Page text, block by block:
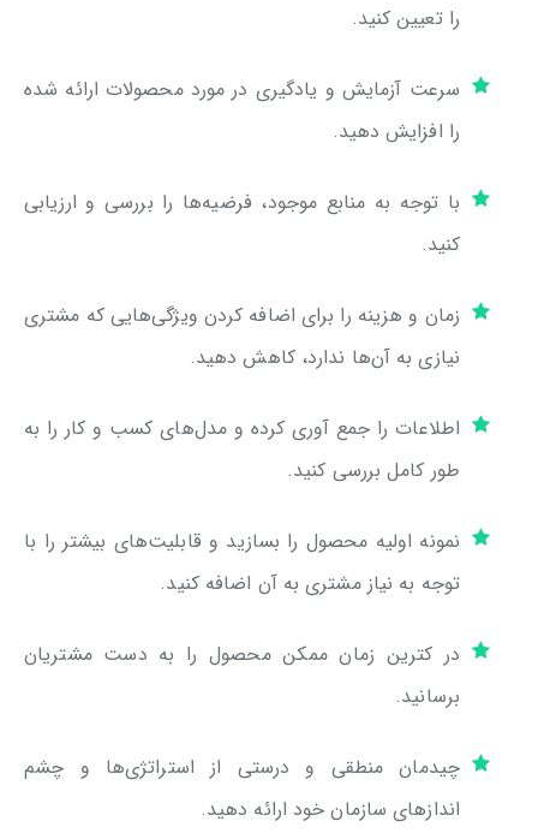
را تعیین کنید.
سرعت آزمایش و یادگیری در مورد محصولات ارائه شده
را افزایش دهید.
با توجه به منابع موجود، فرضیه‌ها را بررسی و ارزیابی
کنید.
زمان و هزینه را برای اضافه کردن ویژگی‌هایی که مشتری
نیازی به آن‌ها ندارد، کاهش دهید.
اطلاعات را جمع آوری کرده و مدل‌های کسب و کار را به
طور کامل بررسی کنید.
نمونه اولیه محصول را بسازید و قابلیت‌های بیشتر را با
توجه به نیاز مشتری به آن اضافه کنید.
در کترین زمان ممکن محصول را به دست مشتریان
برسانید.
چیدمان منطقی و درستی از استراتژی‌ها و چشم
اندازهای سازمان خود ارائه دهید.